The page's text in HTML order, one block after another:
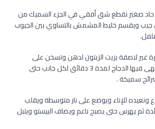
حاد صغير نقطع شق أفقي في الجزء السميك من
جيب ويقسم خليط المشمش بالتساوي بين الجيوب
غير لاصقة بزيت الزيتون لدهن وتسخن على
نار متوسطة ويطهى فيها الدجاج لمدة 3 دقائق لكل جانب حتى
سميكة .
ونعيده للإناء ويوضع على نار متوسطة ويقلب
ثم يهرس حتى يصبح ناعم ويضاف البيستو ويتبل